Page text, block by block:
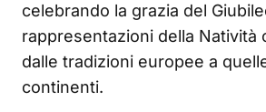
celebrando la grazia del
rappresentazioni della Natività
dalle tradizioni europee a
continenti.